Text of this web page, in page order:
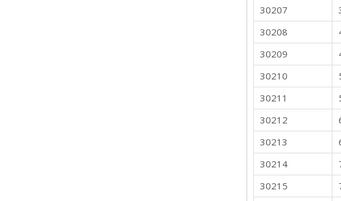
30207
30208
30209
30210
30211
30212
30213
30214
30215